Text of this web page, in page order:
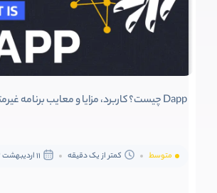
Dapp چیست؟ کاربرد، مزایا و معایب برنامه غیرمتمرکز
متوسط کمتر از یک دقیقه 11 اردیبهشت 1403